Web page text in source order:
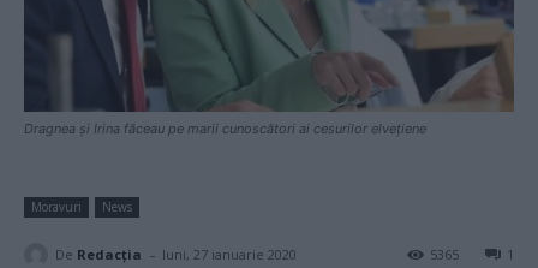
Dragnea și Irina făceau pe marii cunoscători ai cesurilor elvețiene
Moravuri News
De Redacţia - luni, 27 ianuarie 2020 1
5365